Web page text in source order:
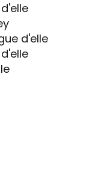
d'elle